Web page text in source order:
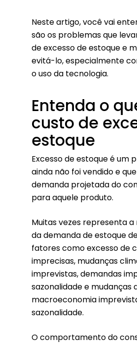
Neste artigo, você vai
são os problemas que
de excesso de estoque e
evitá-lo, especialmente
o uso da tecnologia.
Entenda o
custo de
estoque
Excesso de estoque é um
ainda não foi vendido e
demanda projetada do
para aquele produto.
Muitas vezes representa
da demanda de estoque
fatores como excesso de
imprecisas, mudanças
imprevistas, demandas
sazonalidade e mudanças
macroeconomia
sazonalidade.
O comportamento do